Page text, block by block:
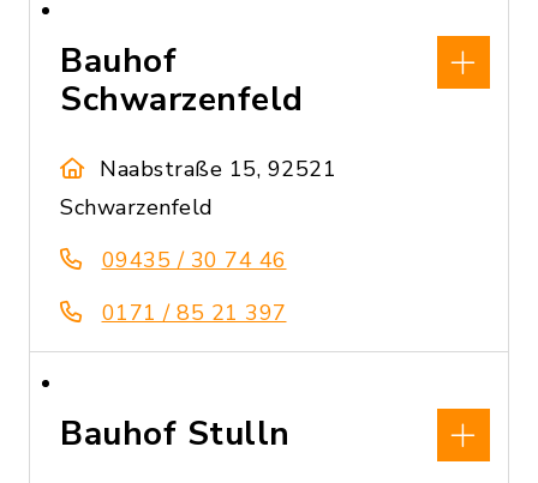
Bauhof
Schwarzenfeld
Naabstraße 15, 92521
Schwarzenfeld
09435 / 30 74 46
0171 / 85 21 397
Bauhof Stulln